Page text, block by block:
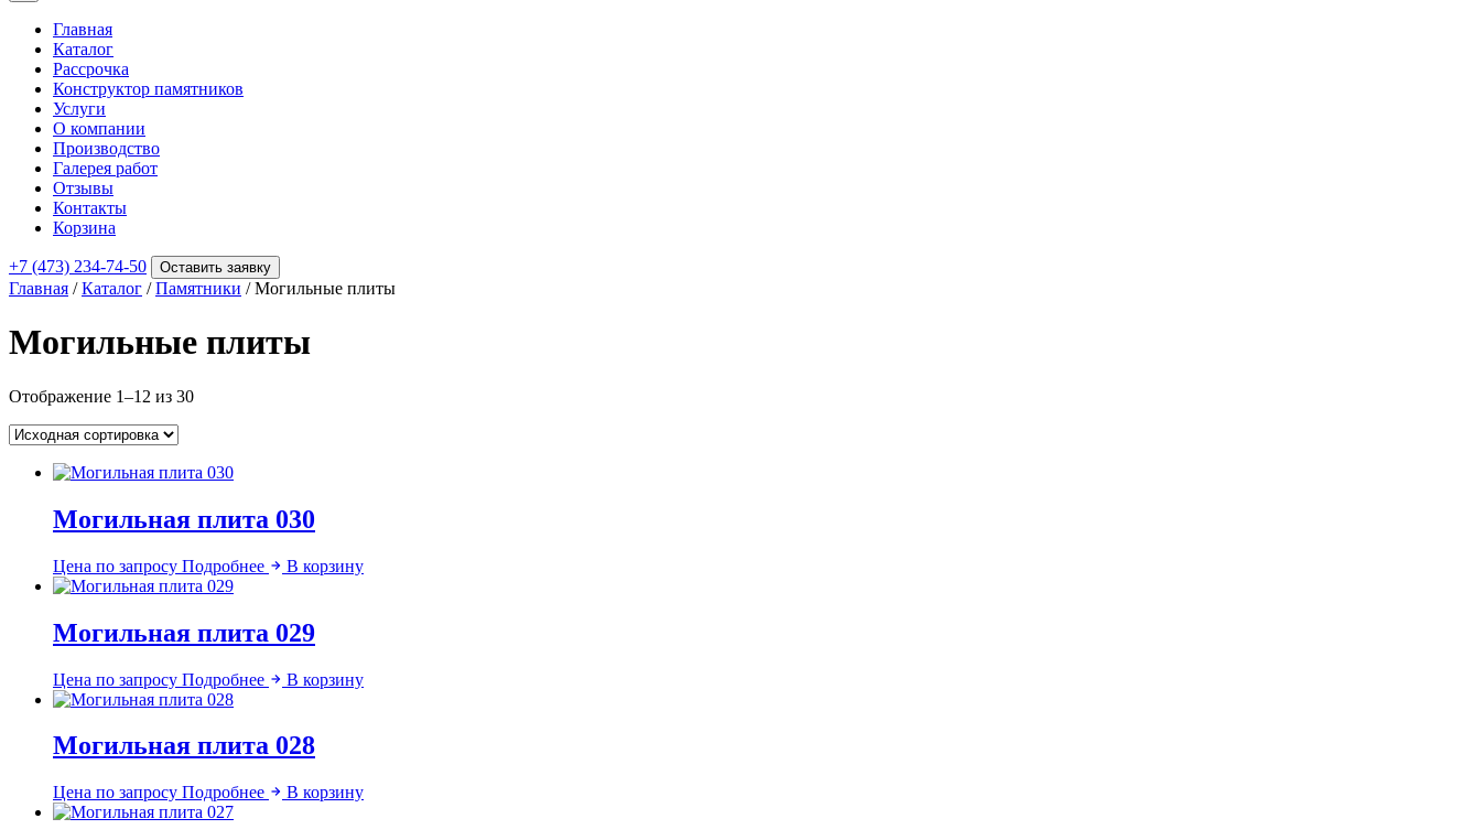
Главная
Каталог
Рассрочка
Конструктор памятников
Услуги
О компании
Производство
Галерея работ
Отзывы
Контакты
Корзина
+7 (473) 234-74-50 Оставить заявку
Главная /Каталог /Памятники / Могильные плиты
Могильные плиты
Отображение 1–12 из 30
Могильная плита 030
Цена по запросу Подробнее В корзину
Могильная плита 029
Цена по запросу Подробнее В корзину
Могильная плита 028
Цена по запросу Подробнее В корзину